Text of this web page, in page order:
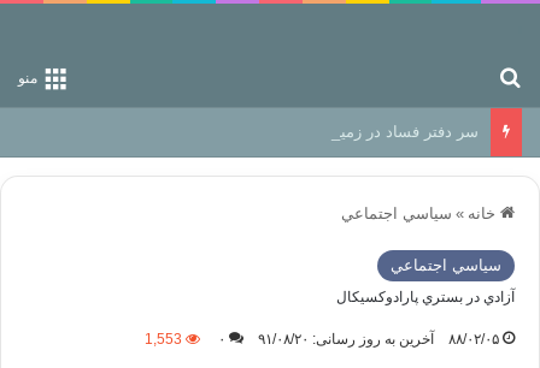
منو
سر دفتر فساد در زمین‌، دوری وکناره‌گیری از راه خداست‌!
خانه » سياسي اجتماعي
سياسي اجتماعي
آزادي در بستري پارادوكسيكال
۸۸/۰۲/۰۵ آخرین به روز رسانی: ۹۱/۰۸/۲۰ ۰ 1,553